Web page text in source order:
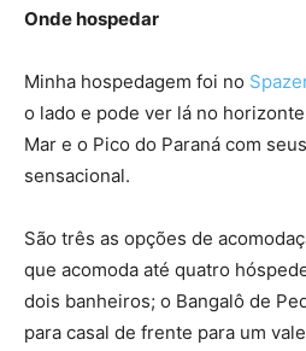
Onde hospedar
Minha hospedagem foi no
o lado e pode ver lá no
Mar e o Pico do Paraná com
sensacional.
São três as opções de
que acomoda até quatro
dois banheiros; o Bangalô de
para casal de frente para um